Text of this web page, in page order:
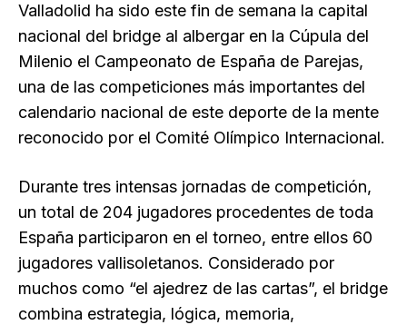
Valladolid ha sido este fin de semana la capital
nacional del bridge al albergar en la Cúpula del
Milenio el Campeonato de España de Parejas,
una de las competiciones más importantes del
calendario nacional de este deporte de la mente
reconocido por el Comité Olímpico Internacional.
Durante tres intensas jornadas de competición,
un total de 204 jugadores procedentes de toda
España participaron en el torneo, entre ellos 60
jugadores vallisoletanos. Considerado por
muchos como “el ajedrez de las cartas”, el bridge
combina estrategia, lógica, memoria,